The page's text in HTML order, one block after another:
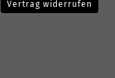
Vertrag widerrufen